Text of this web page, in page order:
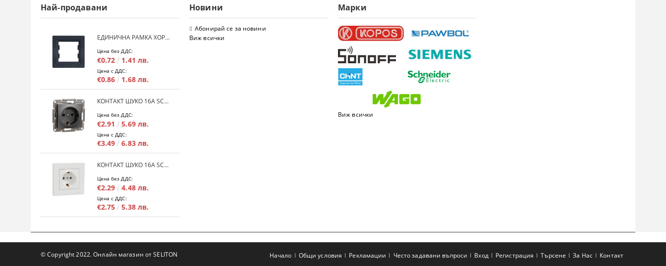
Най-продавани
ЕДИНИЧНА РАМКА ХОРИЗОНТАЛНА SCHNEIDER ASFORA EPH5800171 - АНТРАЦИТ
Цена без ДДС:
€0.72 1.41 лв.
Цена с ДДС:
€0.86 1.68 лв.
КОНТАКТ ШУКО 16A SCHNEIDER ASFORA EPH2900171 - АНРАЦИТ
Цена без ДДС:
€2.91 5.69 лв.
Цена с ДДС:
€3.49 6.83 лв.
КОНТАКТ ШУКО 16A SCHNEIDER ASFORA EPH2900121 - БЯЛ
Цена без ДДС:
€2.29 4.48 лв.
Цена с ДДС:
€2.75 5.38 лв.
Новини
Абонирай се за новини
Виж всички
Марки
Виж всички
© Copyright 2022. Онлайн магазин от SELITON Начало Общи условия Рекламации Често задавани въпроси Вход Регистрация Търсене За Нас Контакт